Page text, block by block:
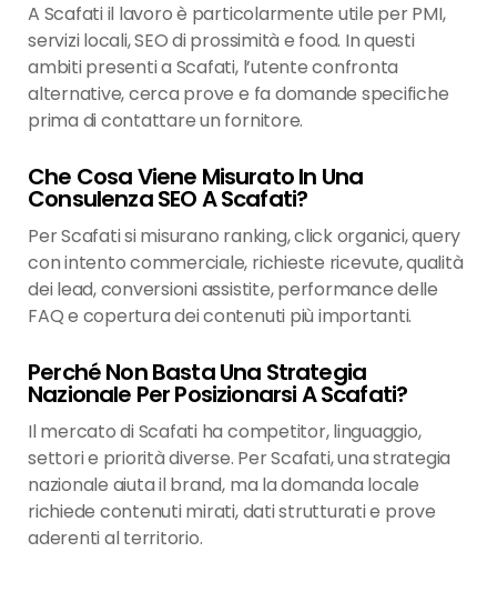
A Scafati il lavoro è particolarmente utile per PMI,
servizi locali, SEO di prossimità e food. In questi
ambiti presenti a Scafati, l’utente confronta
alternative, cerca prove e fa domande specifiche
prima di contattare un fornitore.
Che Cosa Viene Misurato In Una
Consulenza SEO A Scafati?
Per Scafati si misurano ranking, click organici, query
con intento commerciale, richieste ricevute, qualità
dei lead, conversioni assistite, performance delle
FAQ e copertura dei contenuti più importanti.
Perché Non Basta Una Strategia
Nazionale Per Posizionarsi A Scafati?
Il mercato di Scafati ha competitor, linguaggio,
settori e priorità diverse. Per Scafati, una strategia
nazionale aiuta il brand, ma la domanda locale
richiede contenuti mirati, dati strutturati e prove
aderenti al territorio.